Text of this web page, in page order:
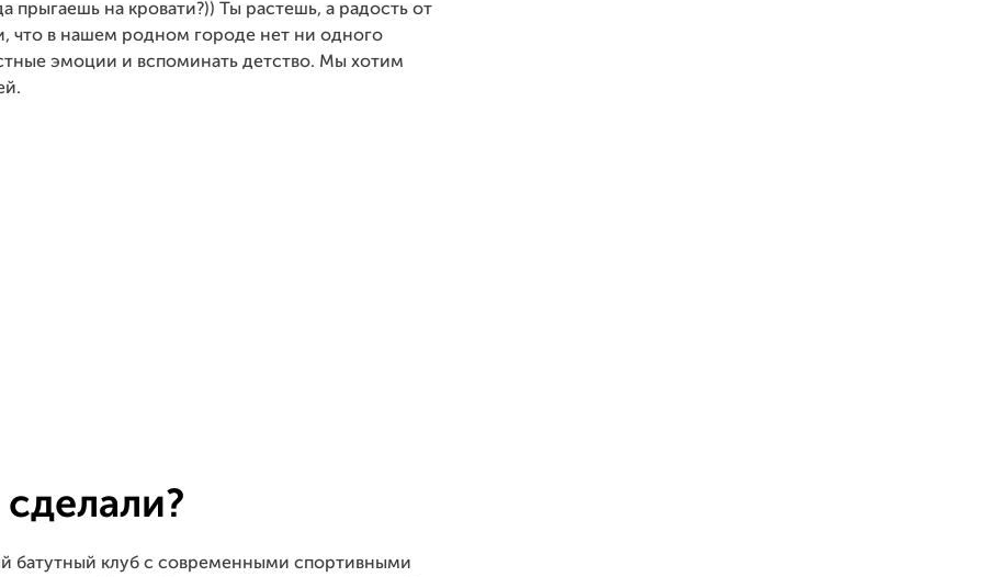
на кровати?)) Ты растешь, а радость от
что в нашем родном городе нет ни одного
эмоции и вспоминать детство. Мы хотим
батутный клуб с современными спортивными